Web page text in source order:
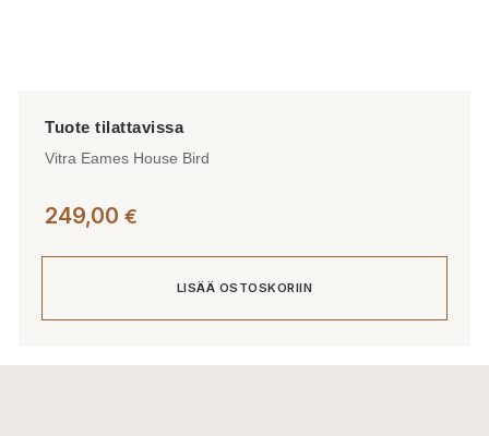
Vitra Eames House Bird
249,00 €
LISÄÄ OSTOSKORIIN